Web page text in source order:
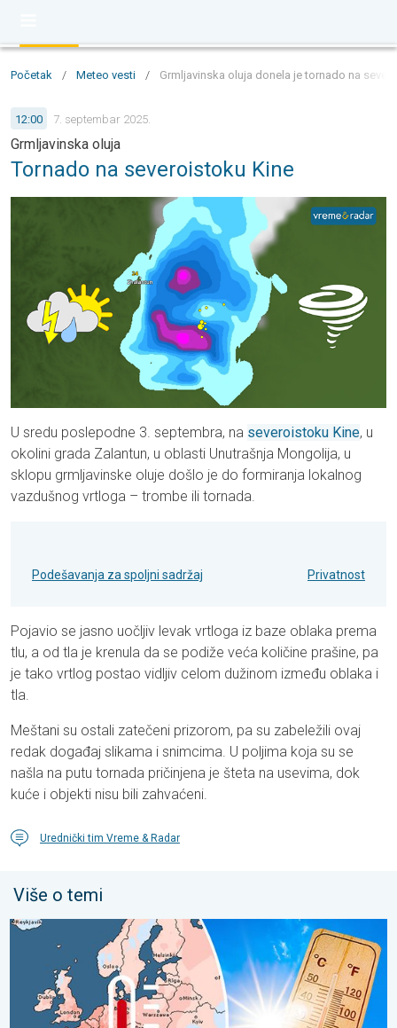
Početak / Meteo vesti / Grmljavinska oluja donela je tornado na
12:00 7. septembar 2025.
Grmljavinska oluja
Tornado na severoistoku Kine
U sredu poslepodne 3. septembra, na severoistoku Kine, u
okolini grada Zalantun, u oblasti Unutrašnja Mongolija, u
sklopu grmljavinske oluje došlo je do formiranja lokalnog
vazdušnog vrtloga – trombe ili tornada.
Podešavanja za spoljni sadržaj Privatnost
Pojavio se jasno uočljiv levak vrtloga iz baze oblaka prema
tlu, a od tla je krenula da se podiže veća količine prašine, pa
je tako vrtlog postao vidljiv celom dužinom između oblaka i
tla.
Meštani su ostali zatečeni prizorom, pa su zabeležili ovaj
redak događaj slikama i snimcima. U poljima koja su se
našla na putu tornada pričinjena je šteta na usevima, dok
kuće i objekti nisu bili zahvaćeni.
Urednički tim Vreme & Radar
Više o temi
Rekordno topao jun u Evropi. Toplota i u morima. . . subota,